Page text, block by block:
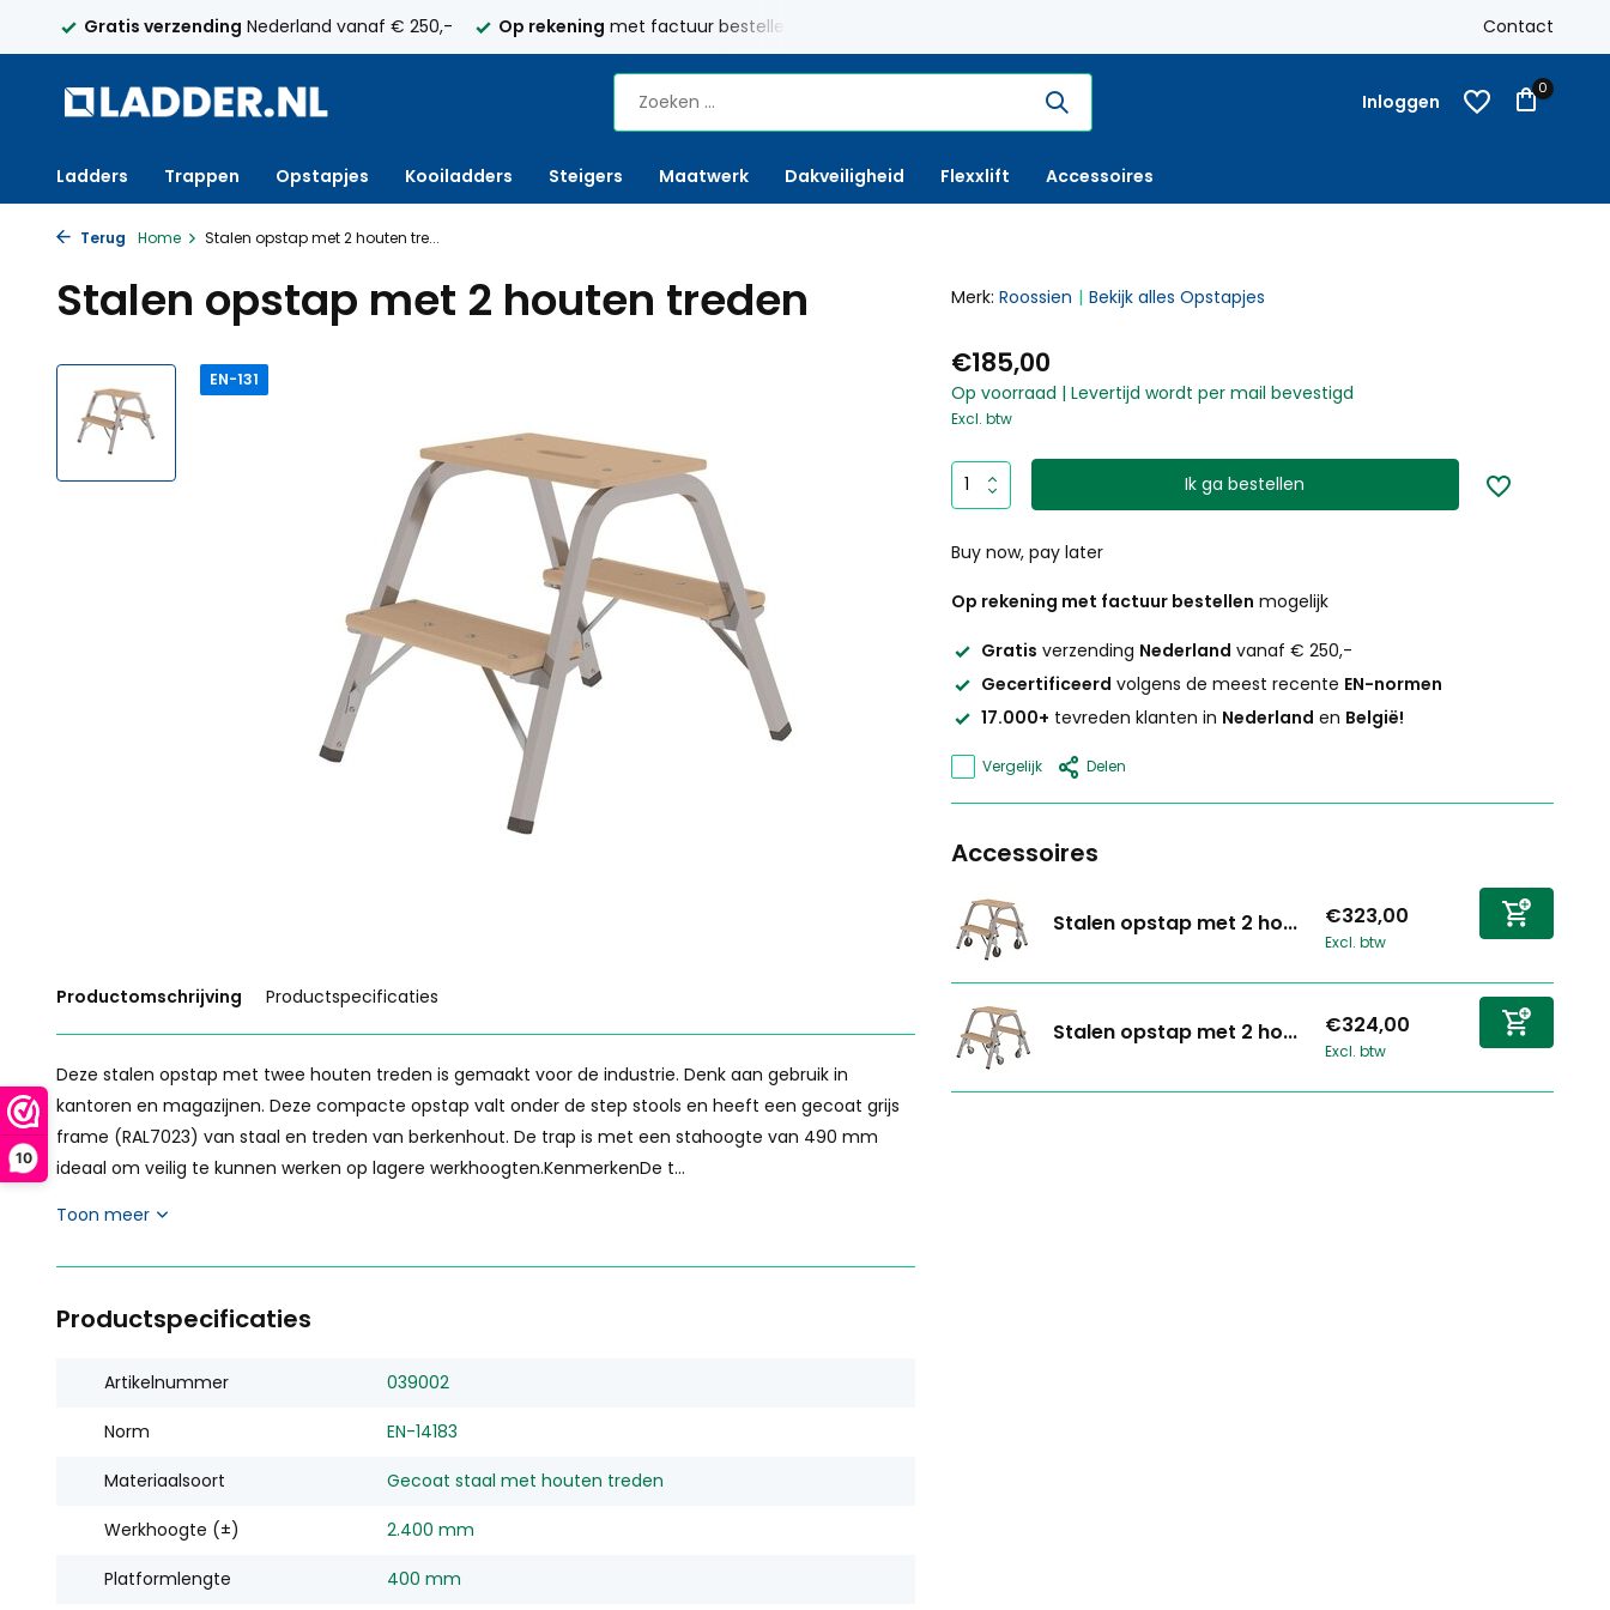
10
Op rekeningmet factuur bestellen mogelijk Maatwerkmogelijk Gratis verzending met factuur bestellen mogelijkContact
Inloggen
0
Ladders Trappen Opstapjes Kooiladders Steigers Maatwerk Dakveiligheid Flexxlift Accessoires
Terug Home Stalen opstap met 2 houten tre...
Stalen opstap met 2 houten treden
EN-131
Productomschrijving Productspecificaties
Deze stalen opstap met twee houten treden is gemaakt voor de industrie. Denk aan gebruik in
kantoren en magazijnen. Deze compacte opstap valt onder de step stools en heeft een gecoat grijs
frame (RAL7023) van staal en treden van berkenhout. De trap is met een stahoogte van 490 mm
ideaal om veilig te kunnen werken op lagere werkhoogten.KenmerkenDe t...
Toon meer
Productspecificaties
Artikelnummer 039002
Norm EN-14183
Materiaalsoort Gecoat staal met houten treden
Werkhoogte (±) 2.400 mm
Platformlengte 400 mm
Merk: Roossien Bekijk alles Opstapjes
€185,00
Op voorraad | Levertijd wordt per mail bevestigd
Excl. btw
Ik ga bestellen
Buy now, pay later
Op rekening met factuur bestellen mogelijk
Gratis verzending Nederland vanaf € 250,-
Gecertificeerd volgens de meest recente EN-normen
17.000+ tevreden klanten in Nederland en België!
Vergelijk Delen
Accessoires
Stalen opstap met 2 ho... €323,00
Excl. btw
Stalen opstap met 2 ho... €324,00
Excl. btw